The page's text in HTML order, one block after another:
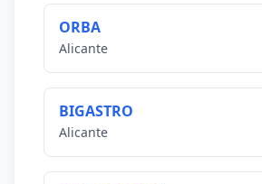
ORBA
Alicante
BIGASTRO
Alicante